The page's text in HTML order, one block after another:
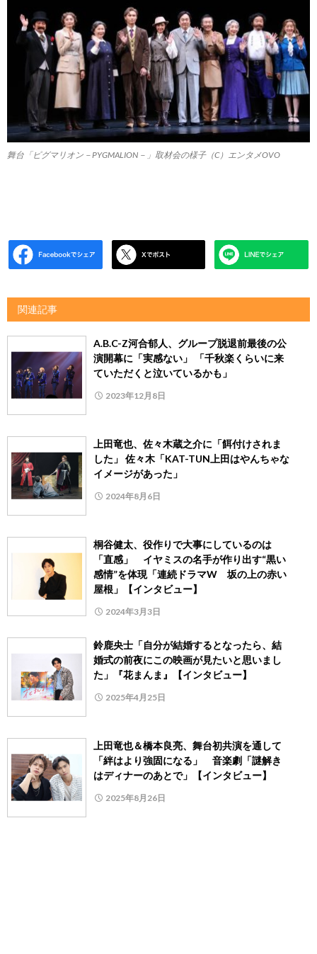
舞台「ピグマリオン－PYGMALION－」取材会の様子（C）エンタメOVO
関連記事
A.B.C-Z河合郁人、グループ脱退前最後の公
演開幕に「実感ない」 「千秋楽くらいに来
ていただくと泣いているかも」
2023年12月8日
上田竜也、佐々木蔵之介に「餌付けされま
した」 佐々木「KAT-TUN上田はやんちゃな
イメージがあった」
2024年8月6日
桐谷健太、役作りで大事にしているのは
「直感」 イヤミスの名手が作り出す“黒い
感情”を体現「連続ドラマW 坂の上の赤い
屋根」【インタビュー】
2024年3月3日
鈴鹿央士「自分が結婚するとなったら、結
婚式の前夜にこの映画が見たいと思いまし
た」『花まんま』【インタビュー】
2025年4月25日
上田竜也＆橋本良亮、舞台初共演を通して
「絆はより強固になる」 音楽劇「謎解き
はディナーのあとで」【インタビュー】
2025年8月26日